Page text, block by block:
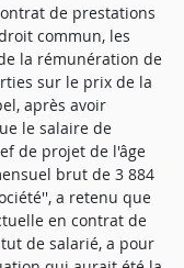
de prestations
commun, les
la rémunération de
sur le prix de la
après avoir
le salaire de
de projet de l'âge
brut de 3 884
a retenu que
en contrat de
de salarié, a pour